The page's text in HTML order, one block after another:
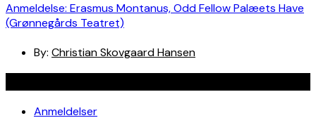
Anmeldelse: Erasmus Montanus, Odd Fellow Palæets Have
(Grønnegårds Teatret)
By: Christian Skovgaard Hansen
Anmeldelser